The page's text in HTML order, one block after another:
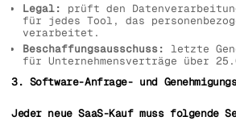
Legal: prüft den
für jedes Tool, das
verarbeitet.
Beschaffungsausschuss: letzte
für Unternehmensverträge über
3. Software-Anfrage- und
Jeder neue SaaS-Kauf muss folgende